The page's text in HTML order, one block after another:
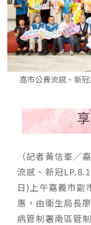
嘉市公費流感、新
（記者黃信峯／
流感、新冠
日)上午嘉義市副
惠，由衛生局長
病管制署南區管